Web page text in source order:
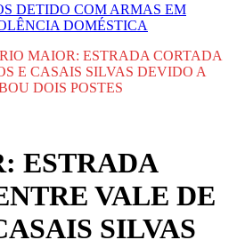
DETIDO COM ARMAS EM
DOMÉSTICA
RIO MAIOR: ESTRADA CORTADA
E CASAIS SILVAS DEVIDO A
DOIS POSTES
ESTRADA
VALE DE
SILVAS